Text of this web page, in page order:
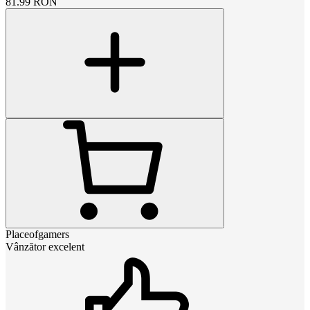
Placeofgamers
Vânzător excelent